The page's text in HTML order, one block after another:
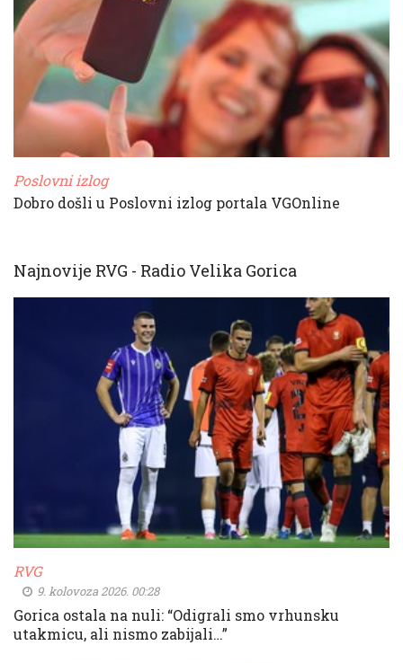
Poslovni izlog
Dobro došli u Poslovni izlog portala VGOnline
Najnovije RVG - Radio Velika Gorica
RVG
9. kolovoza 2026. 00:28
Gorica ostala na nuli: “Odigrali smo vrhunsku
utakmicu, ali nismo zabijali…”